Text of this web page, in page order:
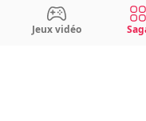
Jeux vidéo